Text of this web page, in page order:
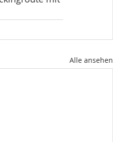
Alle ansehen